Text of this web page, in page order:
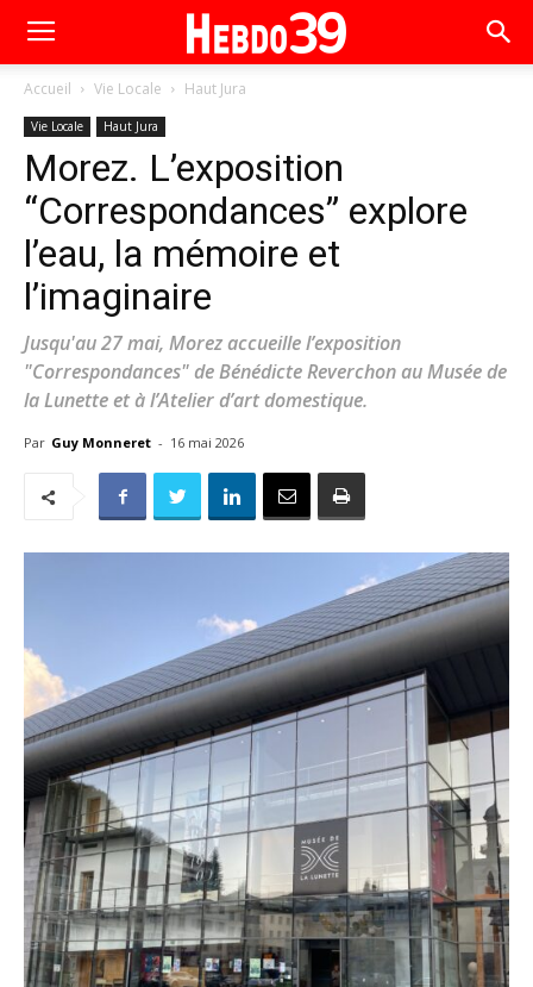
Accueil Vie Locale Haut Jura
Vie Locale Haut Jura
Morez. L’exposition
“Correspondances” explore
l’eau, la mémoire et
l’imaginaire
Jusqu'au 27 mai, Morez accueille l’exposition
"Correspondances" de Bénédicte Reverchon au Musée de
la Lunette et à l’Atelier d’art domestique.
Par Guy Monneret - 16 mai 2026